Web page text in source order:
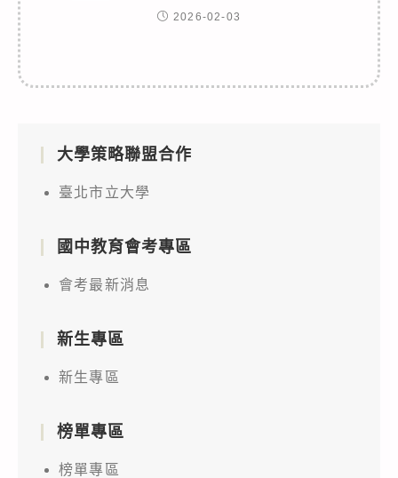
2026-02-03
大學策略聯盟合作
臺北市立大學
國中教育會考專區
會考最新消息
新生專區
新生專區
榜單專區
榜單專區